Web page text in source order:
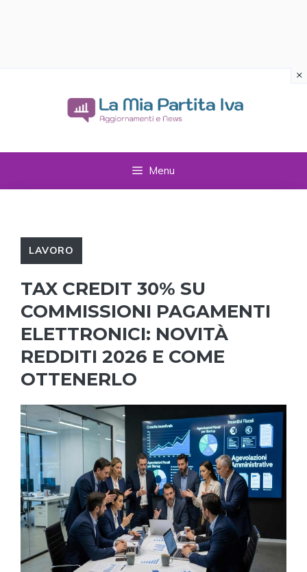
Menu
LAVORO
TAX CREDIT 30% SU
COMMISSIONI PAGAMENTI
ELETTRONICI: NOVITÀ
REDDITI 2026 E COME
OTTENERLO
×